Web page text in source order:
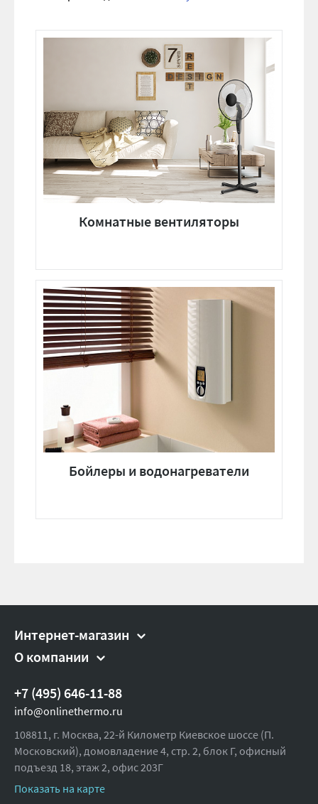
Комнатные вентиляторы
Бойлеры и водонагреватели
Интернет-магазин
О компании
+7 (495) 646-11-88
info@onlinethermo.ru
108811, г. Москва, 22-й Километр Киевское шоссе (П.
Московский), домовладение 4, стр. 2, блок Г, офисный
подъезд 18, этаж 2, офис 203Г
Показать на карте